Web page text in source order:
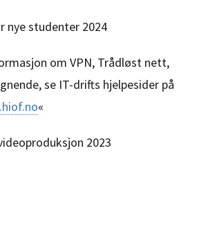
nye studenter 2024
om VPN, Trådløst nett,
se IT-drifts hjelpesider på
«
2023